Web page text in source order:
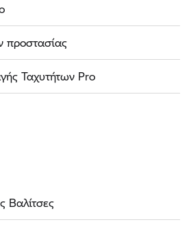
προστασίας
Ταχυτήτων Pro
Βαλίτσες